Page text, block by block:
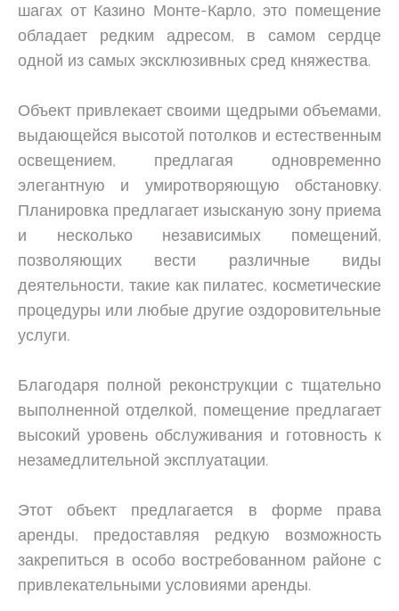
шагах от Казино Монте-Карло, это помещение
обладает редким адресом, в самом сердце
одной из самых эксклюзивных сред княжества.
Объект привлекает своими щедрыми объемами,
выдающейся высотой потолков и естественным
освещением, предлагая одновременно
элегантную и умиротворяющую обстановку.
Планировка предлагает изысканую зону приема
и несколько независимых помещений,
позволяющих вести различные виды
деятельности, такие как пилатес, косметические
процедуры или любые другие оздоровительные
услуги.
Благодаря полной реконструкции с тщательно
выполненной отделкой, помещение предлагает
высокий уровень обслуживания и готовность к
незамедлительной эксплуатации.
Этот объект предлагается в форме права
аренды, предоставляя редкую возможность
закрепиться в особо востребованном районе с
привлекательными условиями аренды.